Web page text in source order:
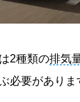
2種類の排気
必要がありま